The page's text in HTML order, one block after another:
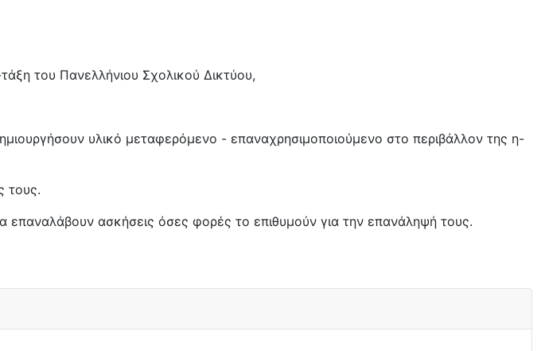
του Πανελλήνιου Σχολικού Δικτύου,
υλικό μεταφερόμενο - επαναχρησιμοποιούμενο στο περιβάλλον της η-
τους.
επαναλάβουν ασκήσεις όσες φορές το επιθυμούν για την επανάληψή τους.